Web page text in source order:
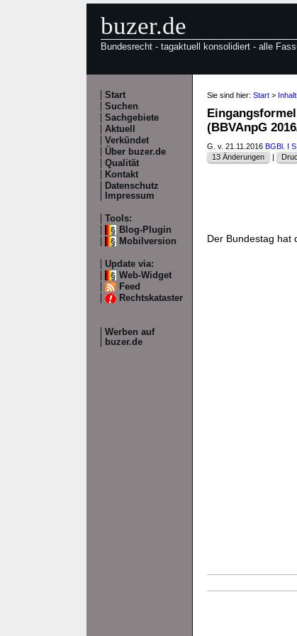
buzer.de
Bundesrecht - tagaktuell konsolidiert - alle
Start
Suchen
Sachgebiete
Aktuell
Verkündet
Über buzer.de
Qualität
Kontakt
Datenschutz
Impressum
Tools:
Blog-Plugin
Mobilversion
Update via:
Web-Widget
Feed
Rechtskataster
Werben auf
buzer.de
Sie sind hier: Start >
(BBVAnpG
G. v. 21.11.2016 BGBl. I
13 Änderungen
|
Der Bundestag hat